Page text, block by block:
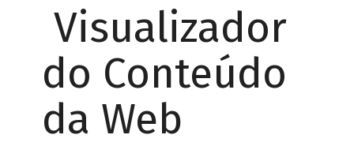
Visualizador
do Conteúdo
da Web